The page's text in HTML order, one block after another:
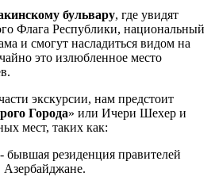
бульвару, где увидят
Флага Республики, национальный
и смогут насладиться видом на
это излюбленное место
экскурсии, нам предстоит
Города» или Ичери Шехер и
мест, таких как:
- бывшая резиденция правителей